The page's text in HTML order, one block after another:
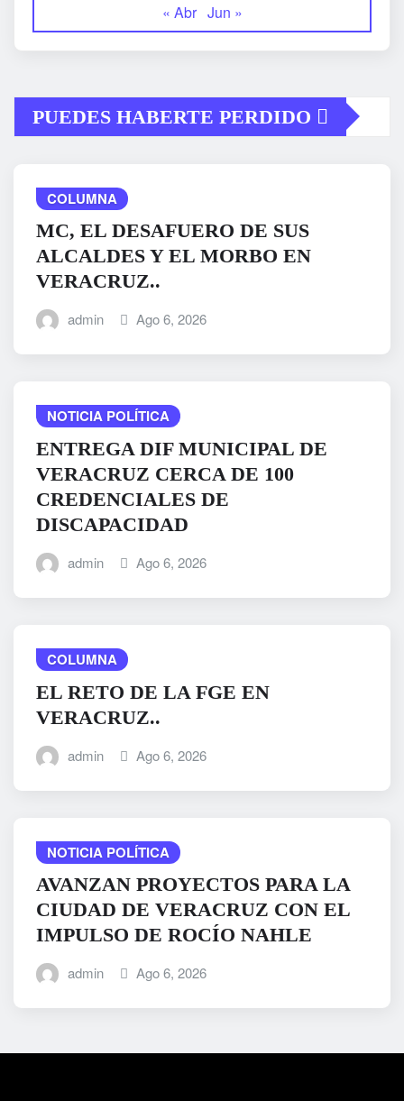
« Abr Jun »
PUEDES HABERTE PERDIDO
COLUMNA
MC, EL DESAFUERO DE SUS
ALCALDES Y EL MORBO EN
VERACRUZ..
admin Ago 6, 2026
NOTICIA POLÍTICA
ENTREGA DIF MUNICIPAL DE
VERACRUZ CERCA DE 100
CREDENCIALES DE
DISCAPACIDAD
admin Ago 6, 2026
COLUMNA
EL RETO DE LA FGE EN
VERACRUZ..
admin Ago 6, 2026
NOTICIA POLÍTICA
AVANZAN PROYECTOS PARA LA
CIUDAD DE VERACRUZ CON EL
IMPULSO DE ROCÍO NAHLE
admin Ago 6, 2026